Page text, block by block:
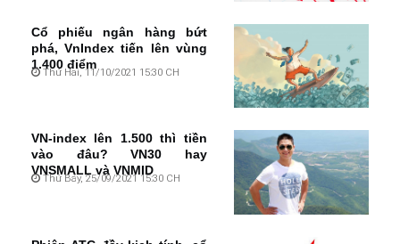
Cổ phiếu ngân hàng bứt
phá, VnIndex tiến lên vùng
1.400 điểm
Thứ Hai, 11/10/2021 15:30 CH
VN-index lên 1.500 thì tiền
vào đâu? VN30 hay
VNSMALL và VNMID
Thứ Bảy, 25/09/2021 15:30 CH